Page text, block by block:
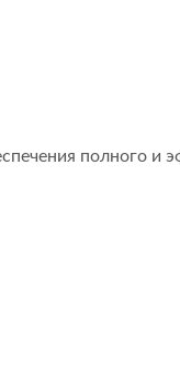
полного и